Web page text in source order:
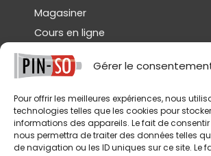
Gérer le
Pour offrir les meilleures expériences, nous
technologies telles que les cookies pour
informations des appareils. Le fait de
nous permettra de traiter des données telles
de navigation ou les ID uniques sur ce site. Le
Magasiner
Cours en ligne
Démos gratuites
Powertex Canada
SERVICES
Livraison